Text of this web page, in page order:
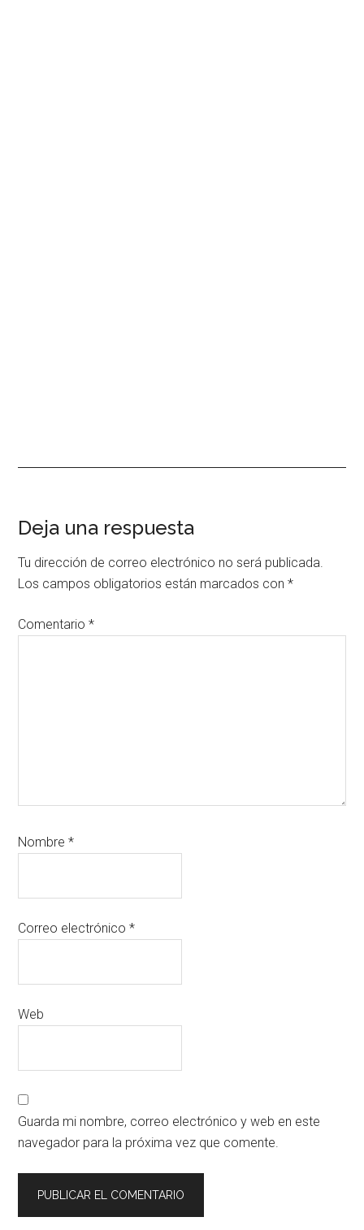
Interacciones
con
los
lectores
Deja una respuesta
Tu dirección de correo electrónico no será publicada.
Los campos obligatorios están marcados con*
Comentario*
Nombre*
Correo electrónico*
Web
Guarda mi nombre, correo electrónico y web en este
navegador para la próxima vez que comente.